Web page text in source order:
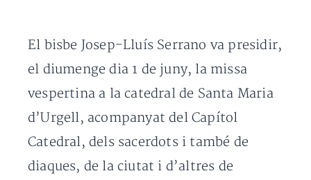
El bisbe Josep-Lluís Serrano va presidir,
el diumenge dia 1 de juny, la missa
vespertina a la catedral de Santa Maria
d’Urgell, acompanyat del Capítol
Catedral, dels sacerdots i també de
diaques, de la ciutat i d’altres de